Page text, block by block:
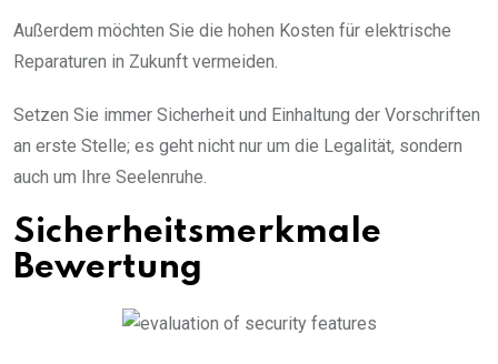
Außerdem möchten Sie die hohen Kosten für elektrische
Reparaturen in Zukunft vermeiden.
Setzen Sie immer Sicherheit und Einhaltung der Vorschriften
an erste Stelle; es geht nicht nur um die Legalität, sondern
auch um Ihre Seelenruhe.
Sicherheitsmerkmale
Bewertung